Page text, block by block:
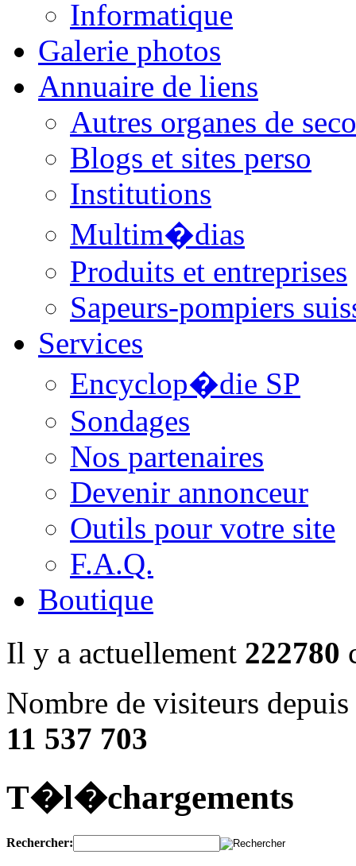
Informatique
Galerie photos
Annuaire de liens
Autres organes de
Blogs et sites perso
Institutions
Multim�dias
Produits et entreprises
Sapeurs-pompiers
Services
Encyclop�die SP
Sondages
Nos partenaires
Devenir annonceur
Outils pour votre site
F.A.Q.
Boutique
Il y a actuellement 222780
Nombre de visiteurs
11 537 703
T�l�chargements
Rechercher: